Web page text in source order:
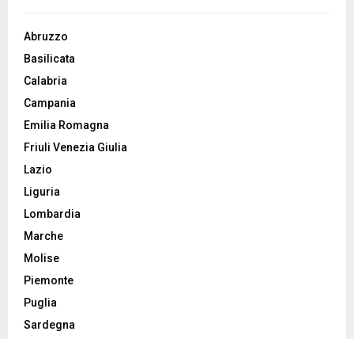
Abruzzo
Basilicata
Calabria
Campania
Emilia Romagna
Friuli Venezia Giulia
Lazio
Liguria
Lombardia
Marche
Molise
Piemonte
Puglia
Sardegna